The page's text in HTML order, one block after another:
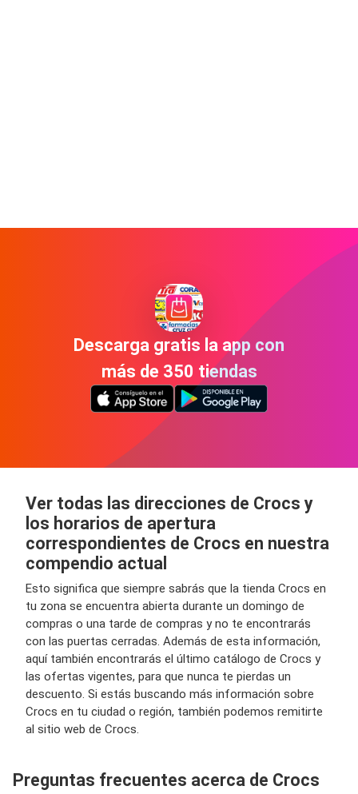
Descarga gratis la app con
más de 350 tiendas
Ver todas las direcciones de Crocs y
los horarios de apertura
correspondientes de Crocs en nuestra
compendio actual
Esto significa que siempre sabrás que la tienda Crocs en
tu zona se encuentra abierta durante un domingo de
compras o una tarde de compras y no te encontrarás
con las puertas cerradas. Además de esta información,
aquí también encontrarás el último catálogo de Crocs y
las ofertas vigentes, para que nunca te pierdas un
descuento. Si estás buscando más información sobre
Crocs en tu ciudad o región, también podemos remitirte
al sitio web de Crocs.
Preguntas frecuentes acerca de Crocs